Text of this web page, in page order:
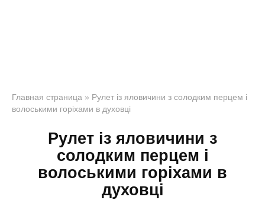
Главная страница » Рулет із яловичини з солодким перцем і
волоськими горіхами в духовці
Рулет із яловичини з
солодким перцем і
волоськими горіхами в
духовці